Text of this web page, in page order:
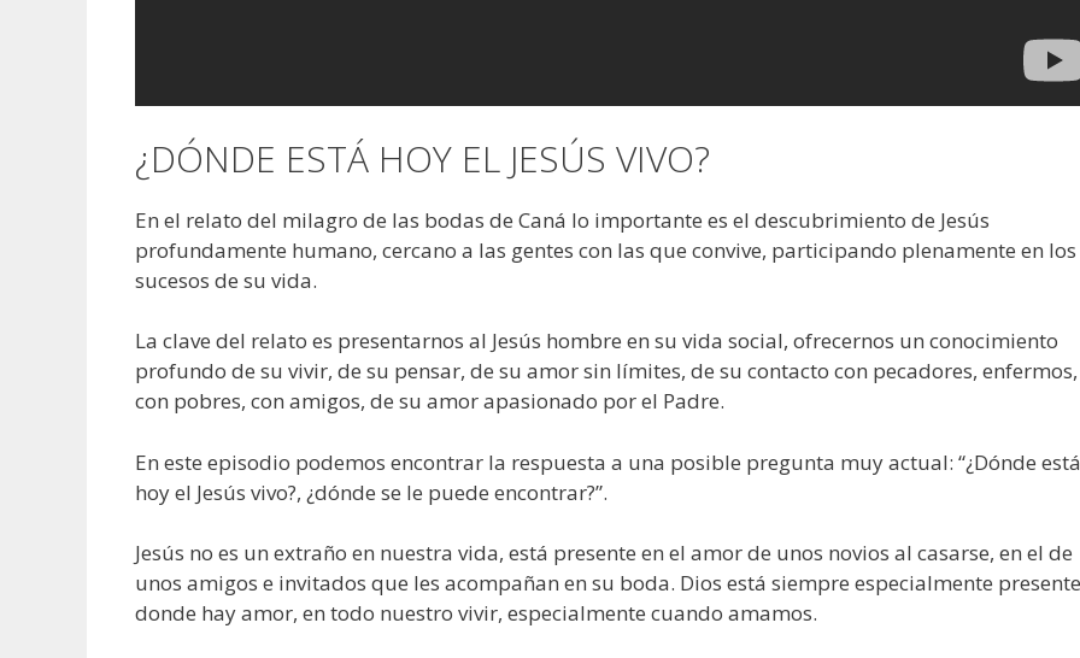
¿DÓNDE ESTÁ HOY EL JESÚS VIVO?
En el relato del milagro de las bodas de Caná lo importante es el descubrimiento de Jesús
profundamente humano, cercano a las gentes con las que convive, participando plenamente en los
sucesos de su vida.
La clave del relato es presentarnos al Jesús hombre en su vida social, ofrecernos un conocimiento
profundo de su vivir, de su pensar, de su amor sin límites, de su contacto con pecadores, enfermos,
con pobres, con amigos, de su amor apasionado por el Padre.
En este episodio podemos encontrar la respuesta a una posible pregunta muy actual: “¿Dónde está
hoy el Jesús vivo?, ¿dónde se le puede encontrar?”.
Jesús no es un extraño en nuestra vida, está presente en el amor de unos novios al casarse, en el de
unos amigos e invitados que les acompañan en su boda. Dios está siempre especialmente presente
donde hay amor, en todo nuestro vivir, especialmente cuando amamos.